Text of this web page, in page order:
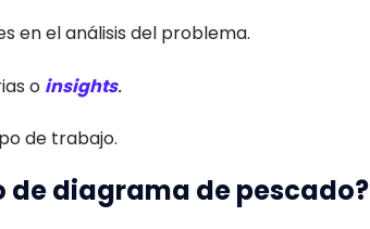
en el análisis del problema.
o insights.
de trabajo.
de diagrama de pescado?